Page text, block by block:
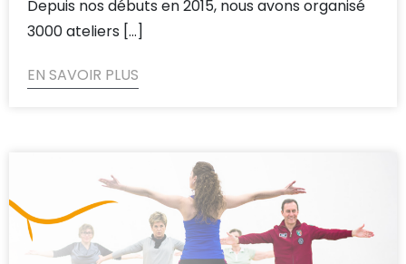
Depuis nos débuts en 2015, nous avons organisé
3000 ateliers [...]
EN SAVOIR PLUS